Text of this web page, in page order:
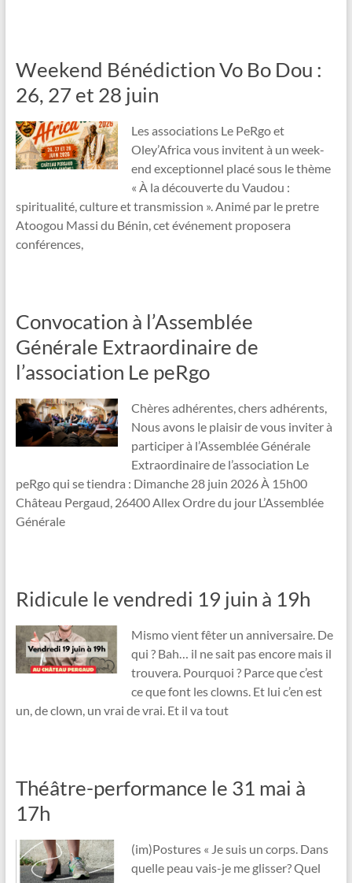
Weekend Bénédiction Vo Bo Dou :
26, 27 et 28 juin
Les associations Le PeRgo et
Oley’Africa vous invitent à un week-
end exceptionnel placé sous le thème
« À la découverte du Vaudou :
spiritualité, culture et transmission ». Animé par le pretre
Atoogou Massi du Bénin, cet événement proposera
conférences,
Convocation à l’Assemblée
Générale Extraordinaire de
l’association Le peRgo
Chères adhérentes, chers adhérents,
Nous avons le plaisir de vous inviter à
participer à l’Assemblée Générale
Extraordinaire de l’association Le
peRgo qui se tiendra : Dimanche 28 juin 2026 À 15h00
Château Pergaud, 26400 Allex Ordre du jour L’Assemblée
Générale
Ridicule le vendredi 19 juin à 19h
Mismo vient fêter un anniversaire. De
qui ? Bah… il ne sait pas encore mais il
trouvera. Pourquoi ? Parce que c’est
ce que font les clowns. Et lui c’en est
un, de clown, un vrai de vrai. Et il va tout
Théâtre-performance le 31 mai à
17h
(im)Postures « Je suis un corps. Dans
quelle peau vais-je me glisser? Quel